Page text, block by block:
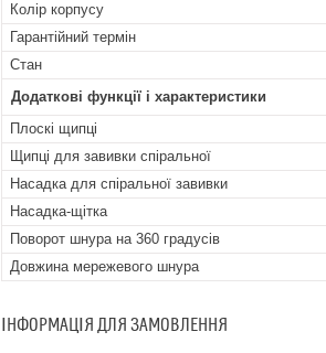
Колір корпусу
Гарантійний термін
Стан
Додаткові функції і характеристики
Плоскі щипці
Щипці для завивки спіральної
Насадка для спіральної завивки
Насадка-щітка
Поворот шнура на 360 градусів
Довжина мережевого шнура
ІНФОРМАЦІЯ ДЛЯ ЗАМОВЛЕННЯ